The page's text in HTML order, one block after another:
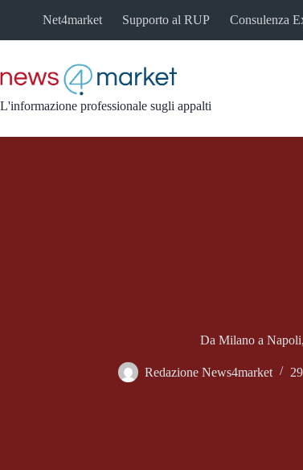
Net4market Supporto al RUP Consulenza
L'informazione professionale sugli appalti
Da Milano a
Redazione News4market